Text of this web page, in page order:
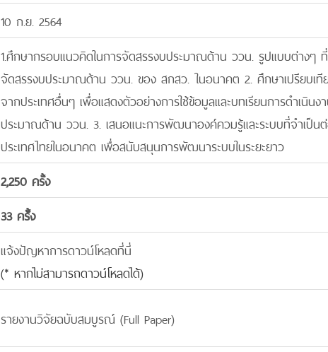
10 ก.ย. 2564
1.ศึกษากรอบแนวคิดในการจัดสรรงบประมาณด้าน ววน. รูปแบบต่างๆ
จัดสรรงบประมาณด้าน ววน. ของ สกสว. ในอนาคต 2. ศึกษาเปรียบเ
จากประเทศอื่นๆ เพื่อแสดงตัวอย่างการใช้ข้อมูลและบทเรียนการดำเนิน
ประมาณด้าน ววน. 3. เสนอแนะการพัฒนาองค์ควมรู้และระบบที่จำเป็
ประเทศไทยในอนาคต เพื่อสนับสนุนการพัฒนาระบบในระยะยาว
2,250 ครั้ง
33 ครั้้ง
แจ้งปัญหาการดาวน์โหลดที่นี่
(* หากไม่สามารถดาวน์โหลดได้)
รายงานวิจัยฉบับสมบูรณ์ (Full Paper)